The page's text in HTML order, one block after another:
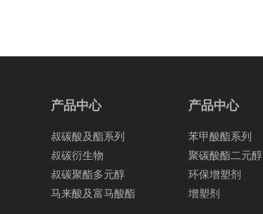
产品中心
叔碳酸及酯系列
叔碳衍生物
叔碳聚酯多元醇
马来酸及富马酸酯
产品中心
苯甲酸酯系列
聚碳酸酯二元醇
环保增塑剂
增塑剂